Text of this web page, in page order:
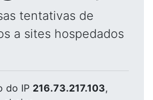
tentativas de
a sites hospedados
do IP 216.73.217.103,